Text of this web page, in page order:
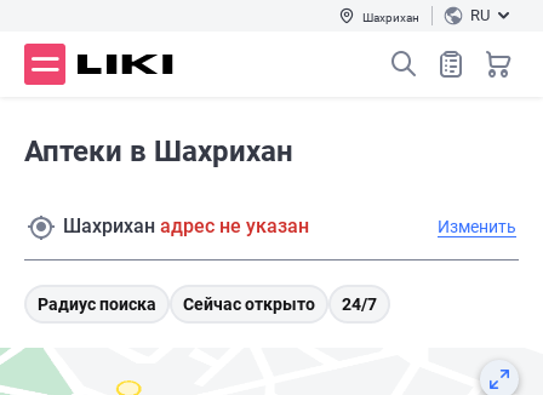
Шахрихан RU
Аптеки в Шахрихан
Шахрихан адрес не указан Изменить
Радиус поиска Сейчас открыто 24/7